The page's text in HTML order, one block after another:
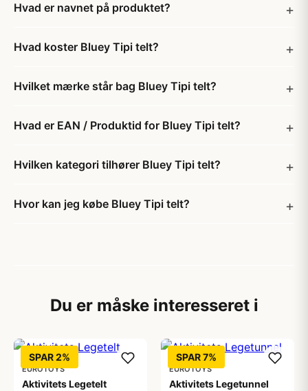
Hvad er navnet på produktet?
Hvad koster Bluey Tipi telt?
Hvilket mærke står bag Bluey Tipi telt?
Hvad er EAN / Produktid for Bluey Tipi telt?
Hvilken kategori tilhører Bluey Tipi telt?
Hvor kan jeg købe Bluey Tipi telt?
Du er måske interesseret i
SPAR 2%
EUROTOYS
Aktivitets Legetelt
SPAR 7%
EUROTOYS
Aktivitets Legetunnel